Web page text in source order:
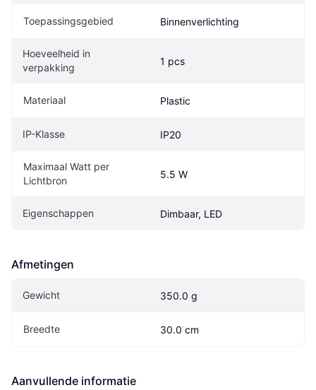
Toepassingsgebied Binnenverlichting
Hoeveelheid in
verpakking
1 pcs
Materiaal Plastic
IP-Klasse IP20
Maximaal Watt per
Lichtbron
5.5 W
Eigenschappen Dimbaar, LED
Afmetingen
Gewicht 350.0 g
Breedte 30.0 cm
Aanvullende informatie